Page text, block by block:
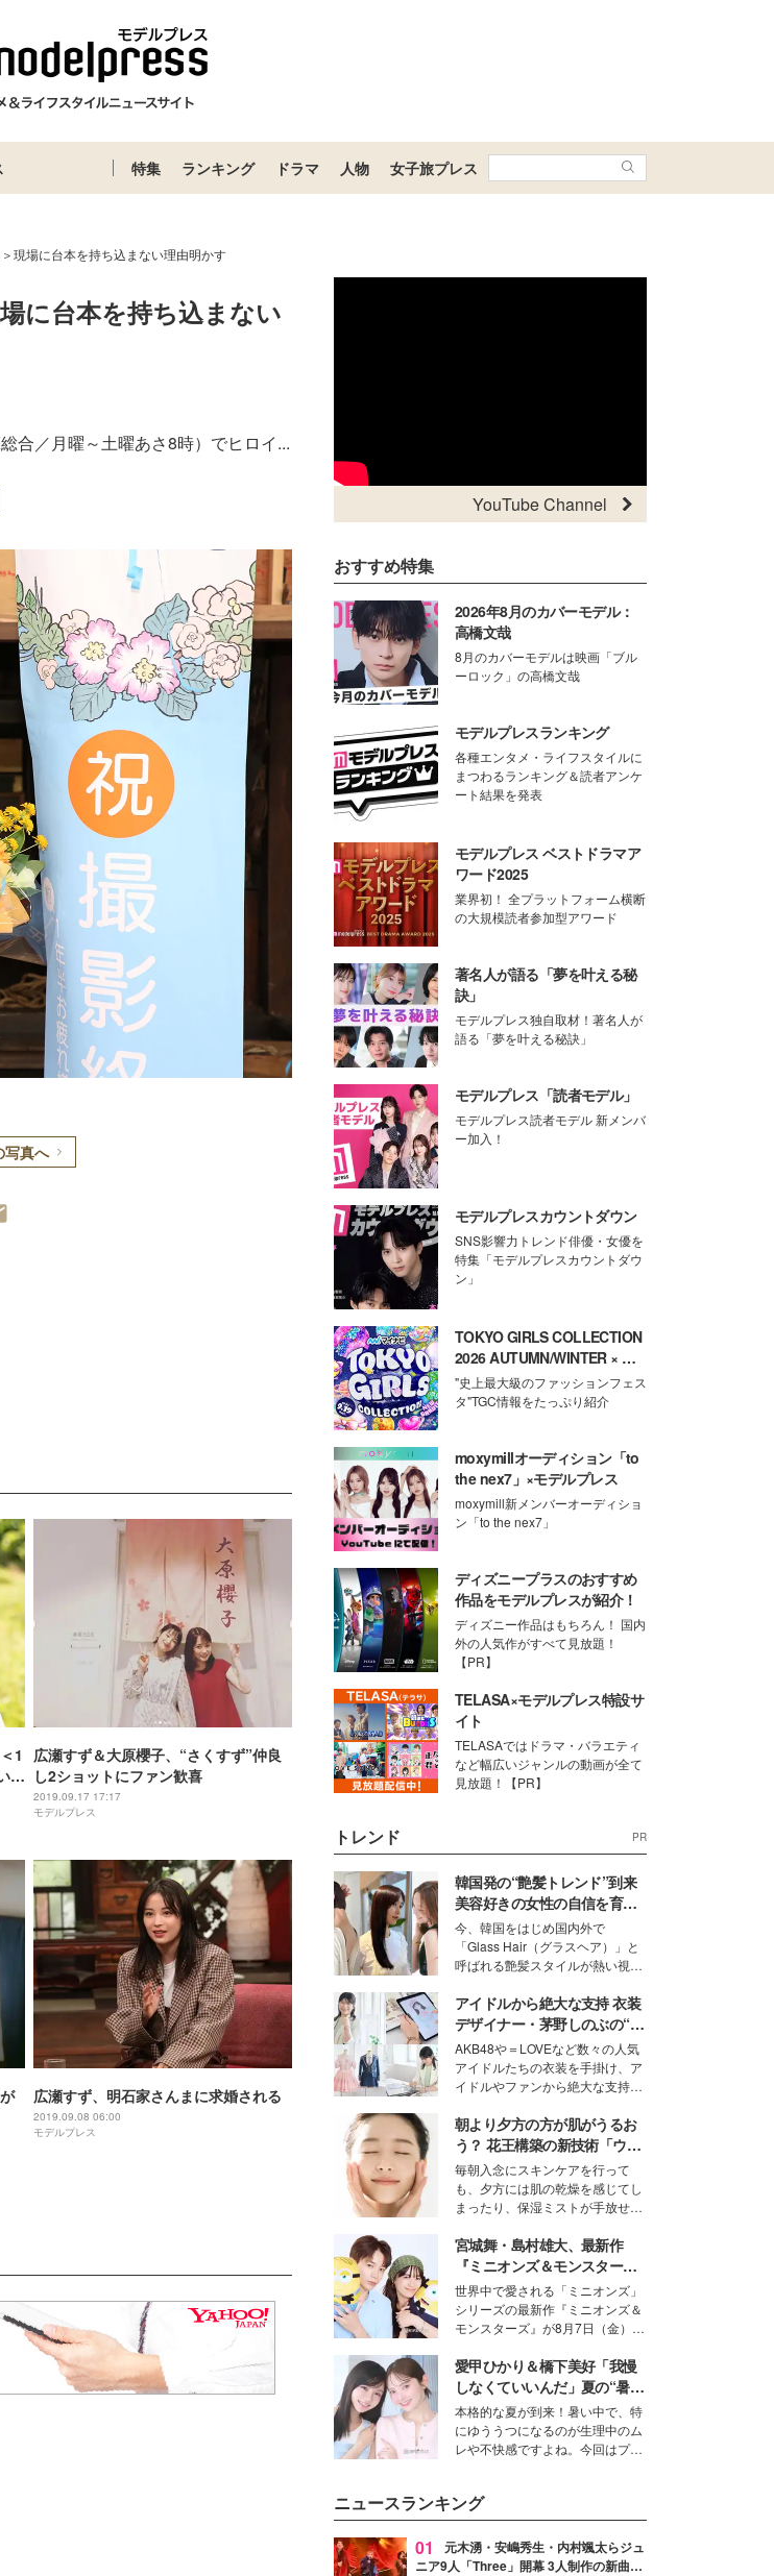
特集 ランキング ドラマ 人物 女子旅プレス
現場に台本を持ち込まない理由明かす
に台本を持ち込まない
合／月曜～土曜あさ8時）でヒロイ...
写真へ
1
…
広瀬すず＆大原櫻子、“さくすず”仲良
し2ショットにファン歓喜
2019.09.17 17:17
モデルプレス
広瀬すず、明石家さんまに求婚される
2019.09.08 06:00
モデルプレス
YouTube Channel
おすすめ特集
2026年8月のカバーモデル：
高橋文哉
8月のカバーモデルは映画「ブル
ーロック」の高橋文哉
モデルプレスランキング
各種エンタメ・ライフスタイルに
まつわるランキング＆読者アンケ
ート結果を発表
モデルプレス ベストドラマア
ワード2025
業界初！ 全プラットフォーム横断
の大規模読者参加型アワード
著名人が語る「夢を叶える秘
訣」
モデルプレス独自取材！著名人が
語る「夢を叶える秘訣」
モデルプレス「読者モデル」
モデルプレス読者モデル 新メンバ
ー加入！
モデルプレスカウントダウン
SNS影響力トレンド俳優・女優を
特集「モデルプレスカウントダウ
ン」
TOKYO GIRLS COLLECTION
2026 AUTUMN/WINTER × モ
デルプレス
"史上最大級のファッションフェス
タ"TGC情報をたっぷり紹介
moxymillオーディション「to
the nex7」×モデルプレス
moxymill新メンバーオーディショ
ン「to the nex7」
ディズニープラスのおすすめ
作品をモデルプレスが紹介！
ディズニー作品はもちろん！ 国内
外の人気作がすべて見放題！
【PR】
TELASA×モデルプレス特設サ
イト
TELASAではドラマ・バラエティ
など幅広いジャンルの動画が全て
見放題！【PR】
トレンド PR
韓国発の“艶髪トレンド”到来
美容好きの女性の自信を育む
「ヘアケア事情」って？
今、韓国をはじめ国内外で
「Glass Hair（グラスヘア）」と
呼ばれる艶髪スタイルが熱い視線
ションの完成度を高めるベースと
して、“髪そのものの美しさ”に改
めて注目する人が増えている様
子。今回は、そんな憧れの艶やか
な髪を日常で叶える、美容好きの
女性たちのヘアケア事情を紹介し
ます。
アイドルから絶大な支持 衣装
デザイナー・茅野しのぶの“可
愛い”を作る美学＜「シチズン
クロスシー」インタビュー＞
AKB48や＝LOVEなど数々の人気
アイドルたちの衣装を手掛け、ア
イドルやファンから絶大な支持を
取締役兼クリエイティブディレク
ター・茅野しのぶ。一人ひとりの
個性に寄り添い、魅力を引き出す
衣装作りは、多くの女性たちに勇
気と自信を与え続けている。
朝より夕方の方が肌がうるお
う？ 花王構築の新技術「ウォ
ーターキャプチャリングスキ
ン（捕水肌）」がスキンケア
の常識を変える予感
毎朝入念にスキンケアを行って
も、夕方には肌の乾燥を感じてし
まったり、保湿ミストが手放せな
な美容の常識を大きく変える可能
性を秘めた、革新的な「Water
Capturing Skin（ウォーターキャ
プチャリングスキン：捕水肌）」
技術を、花王が構築した。
宮城舞・島村雄大、最新作
『ミニオンズ＆モンスター
ズ』の魅力熱弁 ハチャメチャ
だけじゃない“友情と絆”に感
動
世界中で愛される「ミニオンズ」
シリーズの最新作『ミニオンズ＆
モンスターズ』が8月7日（金）に
ニオン好き”という共通点を持つモ
デルの宮城舞と島村雄大の特別対
談をお届け！それぞれの視点か
ら、今作ならではの魅力や予想外
の感動をもたらす奥深いストーリ
ーについて熱く語り合ってもらっ
愛甲ひかり＆橋下美好「我慢
しなくていいんだ」夏の“暑さ
対策”の新しい選択肢とは？
本格的な夏が到来！暑い中で、特
にゆううつになるのが生理中のム
レや不快感ですよね。今回はプラ
好さんを迎えて本音で女子会トー
ク。猛暑のお出かけを快適に過ご
すヒントや、2人が感動した夏の
生理の新常識にも迫りました。
ニュースランキング
01
元木湧・安嶋秀生・内村颯太らジュ
ニア9人「Three」開幕 3人制作の新曲＆